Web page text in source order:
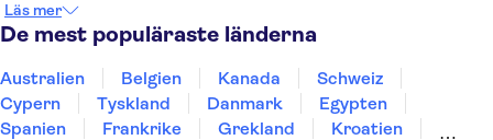
Läs mer
De mest populäraste länderna
Australien Belgien Kanada
Schweiz
Cypern
Tyskland Danmark
Egypten
Spanien
Frankrike Grekland
Kroatien